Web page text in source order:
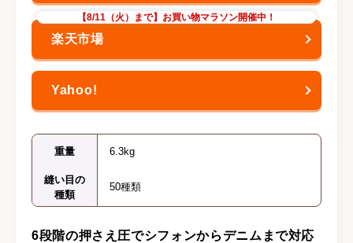
【8/11（火）まで】お買い物マラソン開催中！
重量 6.3kg
縫い目の
種類
50種類
6段階の押さえ圧でシフォンからデニムまで対応